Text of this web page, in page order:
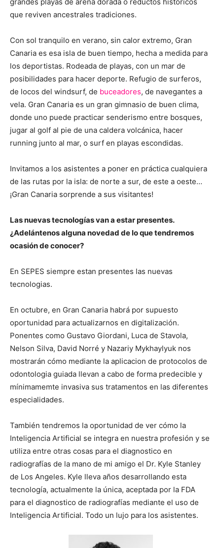
que reviven ancestrales tradiciones.
Con sol tranquilo en verano, sin calor extremo, Gran
Canaria es esa isla de buen tiempo, hecha a medida para
los deportistas. Rodeada de playas, con un mar de
posibilidades para hacer deporte. Refugio de surferos,
de locos del windsurf, de buceadores, de navegantes a
vela. Gran Canaria es un gran gimnasio de buen clima,
donde uno puede practicar senderismo entre bosques,
jugar al golf al pie de una caldera volcánica, hacer
running junto al mar, o surf en playas escondidas.
Invitamos a los asistentes a poner en práctica cualquiera
de las rutas por la isla: de norte a sur, de este a oeste…
¡Gran Canaria sorprende a sus visitantes!
Las nuevas tecnologías van a estar presentes.
¿Adelántenos alguna novedad de lo que tendremos
ocasión de conocer?
En SEPES siempre estan presentes las nuevas
tecnologias.
En octubre, en Gran Canaria habrá por supuesto
oportunidad para actualizarnos en digitalización.
Ponentes como Gustavo Giordani, Luca de Stavola,
Nelson Silva, David Norré y Nazariy Mykhaylyuk nos
mostrarán cómo mediante la aplicacion de protocolos de
odontologia guiada llevan a cabo de forma predecible y
mínimamemte invasiva sus tratamentos en las diferentes
especialidades.
También tendremos la oportunidad de ver cómo la
Inteligencia Artificial se integra en nuestra profesión y se
utiliza entre otras cosas para el diagnostico en
radiografías de la mano de mi amigo el Dr. Kyle Stanley
de Los Angeles. Kyle lleva años desarrollando esta
tecnología, actualmente la única, aceptada por la FDA
para el diagnostico de radiografías mediante el uso de
Inteligencia Artificial. Todo un lujo para los asistentes.